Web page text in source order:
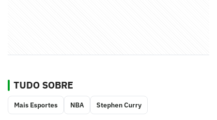
TUDO SOBRE
Mais Esportes NBA Stephen Curry